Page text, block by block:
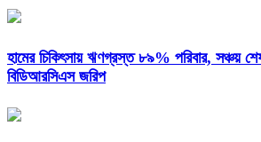
হামের চিকিৎসায় ঋণগ্রস্ত ৮৯% পরিবার, সঞ্চয়
বিডিআরসিএস জরিপ